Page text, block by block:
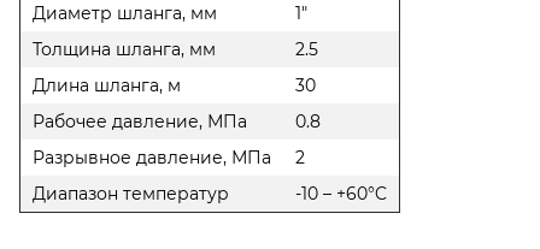
Диаметр шланга, мм
1"
Толщина шланга, мм
2.5
Длина шланга, м
30
Рабочее давление, МПа
0.8
Разрывное давление, МПа
2
Диапазон температур
-10 – +60°C